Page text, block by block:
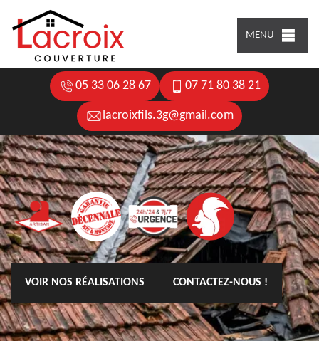
MENU
05 33 06 28 67 07 71 80 38 21
lacroixfils.3g@gmail.com
VOIR NOS RÉALISATIONS CONTACTEZ-NOUS !